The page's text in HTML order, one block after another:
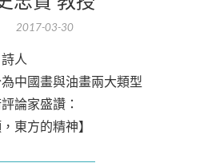
2017-03-30
人
中國畫與油畫兩大類型
論家盛讚：
東方的精神】